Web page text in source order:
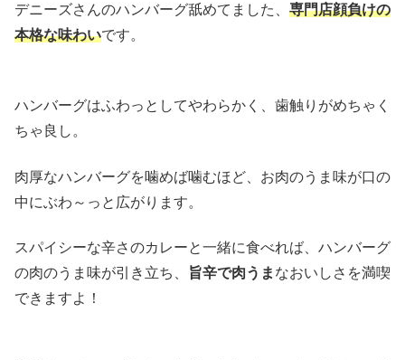
デニーズさんのハンバーグ舐めてました、 専門店顔負けの
本格な味わいです。
ハンバーグはふわっとしてやわらかく、歯触りがめちゃく
ちゃ良し。
肉厚なハンバーグを噛めば噛むほど、お肉のうま味が口の
中にぶわ～っと広がります。
スパイシーな辛さのカレーと一緒に食べれば、ハンバーグ
の肉のうま味が引き立ち、
旨辛で肉うま なおいしさを満喫
できますよ！